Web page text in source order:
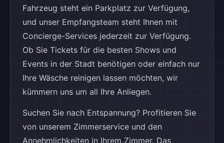
Fahrzeug steht ein Parkplatz zur Verfügung,
und unser Empfangsteam steht Ihnen mit
Concierge-Services jederzeit zur Verfügung.
Ob Sie Tickets für die besten Shows und
Events in der Stadt benötigen oder einfach nur
Ihre Wäsche reinigen lassen möchten, wir
kümmern uns um all Ihre Anliegen.
Suchen Sie nach Entspannung? Profitieren Sie
von unserem Zimmerservice und den
Annehmlichkeiten in Ihrem Zimmer. Das